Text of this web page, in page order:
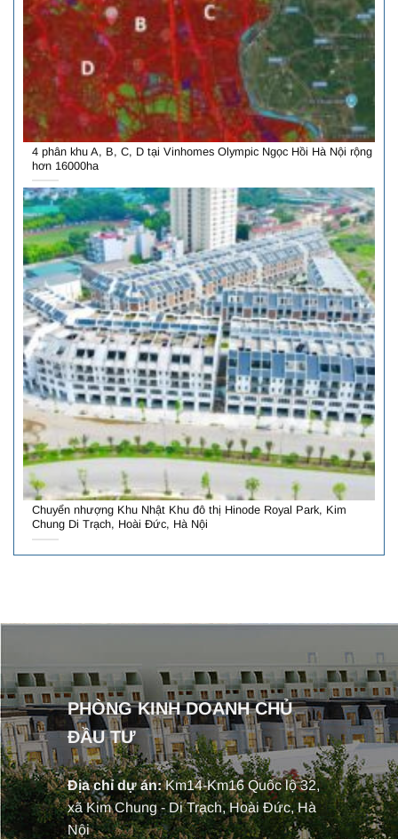
4 phân khu A, B, C, D tại Vinhomes Olympic Ngọc Hồi Hà Nội rộng
hơn 16000ha
Chuyển nhượng Khu Nhật Khu đô thị Hinode Royal Park, Kim
Chung Di Trạch, Hoài Đức, Hà Nội
PHÒNG KINH DOANH CHỦ
ĐẦU TƯ
Địa chỉ dự án:Km14-Km16 Quốc lộ 32,
xã Kim Chung - Di Trạch, Hoài Đức, Hà
Nội